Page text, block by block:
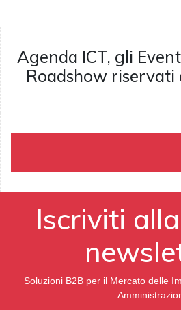
Agenda ICT, gli
Roadshow riservati
Iscriviti
Soluzioni B2B per il Mercato delle